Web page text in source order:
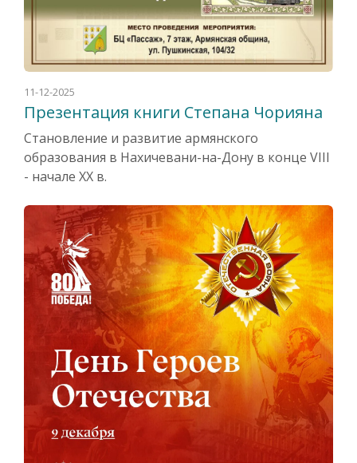
11-12-2025
Презентация книги Степана Чорияна
Становление и развитие армянского
образования в Нахичевани-на-Дону в конце VIII
- начале XX в.